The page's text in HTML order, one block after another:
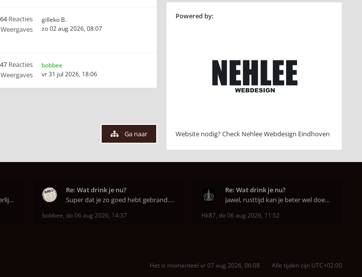
Reacties
Weergaves
gilleko B.
zo 02 aug 2026, 08:07
Reacties
Weergaves
bobbee
vr 31 jul 2026, 18:06
Ga naar
Powered by:
Website nodig? Check Nehlee Webdesign Eindhoven
Dank u, dank u. Maar ik moet eerlijk bekennen da
Re: Wat drink je nu?
Super dat je zo goed hebt gebrand. Gefeliciteerd!
bobbee, do 06 aug 2026, 14:37
Re: Wat drink je nu?
Jawel, rusttijd kan je beter wel doen anders smaa
Hk87, do 06 aug 2026, 11:52
Alle tijden zijn UTC+02:00
Het is momenteel vr 07 aug 2026, 06:08